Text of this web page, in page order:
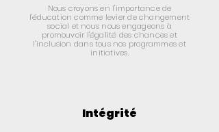
Nous croyons en l'importance de
l'éducation comme levier de changement
social et nous nous engageons à
promouvoir l'égalité des chances et
l'inclusion dans tous nos programmes et
initiatives.
Intégrité